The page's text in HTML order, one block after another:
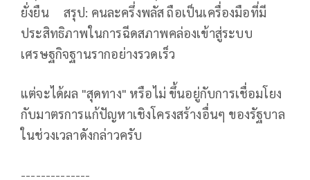
ยั่งยืน สรุป: คนละครึ่งพลัส ถือเป็นเครื่องมือที่มี
ประสิทธิภาพในการฉีดสภาพคล่องเข้าสู่ระบบ
เศรษฐกิจฐานรากอย่างรวดเร็ว
แต่จะได้ผล "สุดทาง" หรือไม่ ขึ้นอยู่กับการเชื่อมโยง
กับมาตรการแก้ปัญหาเชิงโครงสร้างอื่นๆ ของรัฐบาล
ในช่วงเวลาดังกล่าวครับ
--------------